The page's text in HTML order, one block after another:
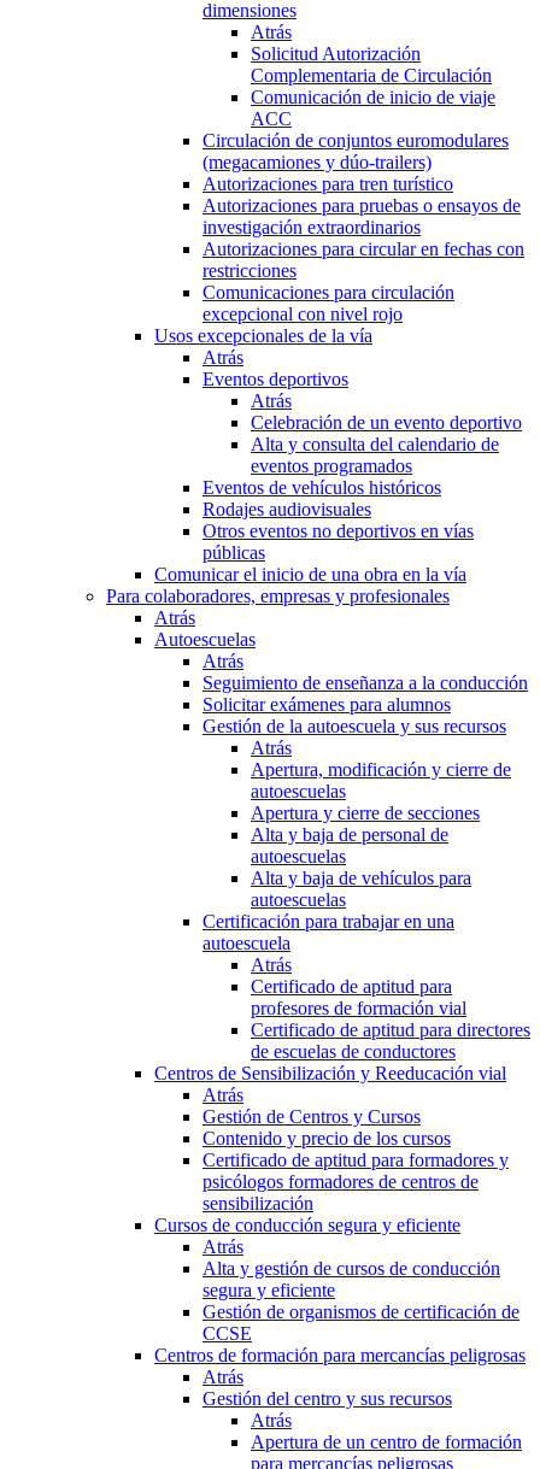
dimensiones
Atrás
Solicitud Autorización
Complementaria de Circulación
Comunicación de inicio de viaje
ACC
Circulación de conjuntos euromodulares
(megacamiones y dúo-trailers)
Autorizaciones para tren turístico
Autorizaciones para pruebas o ensayos de
investigación extraordinarios
Autorizaciones para circular en fechas con
restricciones
Comunicaciones para circulación
excepcional con nivel rojo
Usos excepcionales de la vía
Atrás
Eventos deportivos
Atrás
Celebración de un evento deportivo
Alta y consulta del calendario de
eventos programados
Eventos de vehículos históricos
Rodajes audiovisuales
Otros eventos no deportivos en vías
públicas
Comunicar el inicio de una obra en la vía
Para colaboradores, empresas y profesionales
Atrás
Autoescuelas
Atrás
Seguimiento de enseñanza a la conducción
Solicitar exámenes para alumnos
Gestión de la autoescuela y sus recursos
Atrás
Apertura, modificación y cierre de
autoescuelas
Apertura y cierre de secciones
Alta y baja de personal de
autoescuelas
Alta y baja de vehículos para
autoescuelas
Certificación para trabajar en una
autoescuela
Atrás
Certificado de aptitud para
profesores de formación vial
Certificado de aptitud para directores
de escuelas de conductores
Centros de Sensibilización y Reeducación vial
Atrás
Gestión de Centros y Cursos
Contenido y precio de los cursos
Certificado de aptitud para formadores y
psicólogos formadores de centros de
sensibilización
Cursos de conducción segura y eficiente
Atrás
Alta y gestión de cursos de conducción
segura y eficiente
Gestión de organismos de certificación de
CCSE
Centros de formación para mercancías peligrosas
Atrás
Gestión del centro y sus recursos
Atrás
Apertura de un centro de formación
para mercancías peligrosas